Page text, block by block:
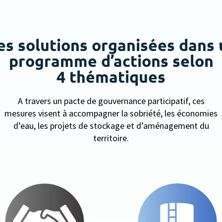
solutions organisées dans
programme d’actions selon
4 thématiques
A travers un pacte de gouvernance participatif, ces
mesures visent à accompagner la sobriété, les économies
d’eau, les projets de stockage et d’aménagement du
territoire.